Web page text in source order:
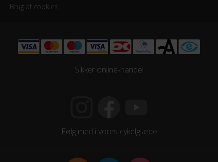
Geargruppe
Geartype
Udvendige gear
Shimano Prowheel TA-CQ01, 42x34x24 w/CG
Samlet antal gear
Brug af cookies
Sikker online-handel
Følg med i vores cykelglæde